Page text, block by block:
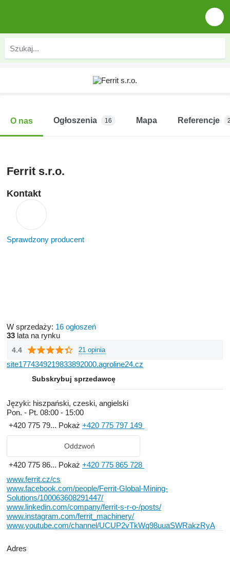
O nas Ogłoszenia 16 Mapa Referencje
Ferrit s.r.o.
Kontakt
Sprawdzony producent
W sprzedaży: 16 ogłoszeń
33 lata na rynku
4.4 21 opinia
site1774349219833892000.agroline24.cz
Subskrybuj sprzedawcę
Języki: hiszpański, czeski, angielski
Pon. - Pt. 08:00 - 15:00
+420 775 79... Pokaż +420 775 797 149
Oddzwoń
+420 775 86... Pokaż +420 775 865 728
www.ferrit.cz/cs
www.facebook.com/people/Ferrit-Global-Mining-
Solutions/100063608291447/
www.linkedin.com/company/ferrit-s-r-o-/posts/
www.instagram.com/ferrit_machinery/
www.youtube.com/channel/UCUP2vTkWq98uuaSWRakzRyA
Adres